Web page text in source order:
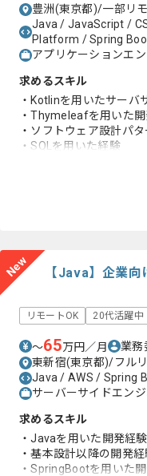
豊洲(東京都)/一部リ
Java / JavaScript /
Platform / Spring
アプリケーションエ
求めるスキル
・Kotlinを用いたサーバ
・Thymeleafを用いた
・ソフトウェア設計パ
・SQLを用いた経験
・AWSを利用した開発
New 【Java】企業
リモートOK 20代活躍中
〜65万円／月 業
東新宿(東京都)/フル
Java / AWS / Spring
サーバーサイドエン
求めるスキル
・Javaを用いた開発経
・基本設計以降の開発経
・SpringBootを用いた